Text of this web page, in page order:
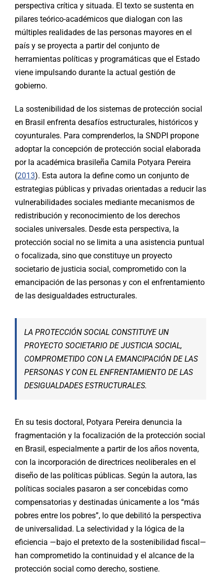
perspectiva crítica y situada. El texto se sustenta en
pilares teórico-académicos que dialogan con las
múltiples realidades de las personas mayores en el
país y se proyecta a partir del conjunto de
herramientas políticas y programáticas que el Estado
viene impulsando durante la actual gestión de
gobierno.
La sostenibilidad de los sistemas de protección social
en Brasil enfrenta desafíos estructurales, históricos y
coyunturales. Para comprenderlos, la SNDPI propone
adoptar la concepción de protección social elaborada
por la académica brasileña Camila Potyara Pereira
(2013). Esta autora la define como un conjunto de
estrategias públicas y privadas orientadas a reducir las
vulnerabilidades sociales mediante mecanismos de
redistribución y reconocimiento de los derechos
sociales universales. Desde esta perspectiva, la
protección social no se limita a una asistencia puntual
o focalizada, sino que constituye un proyecto
societario de justicia social, comprometido con la
emancipación de las personas y con el enfrentamiento
de las desigualdades estructurales.
LA PROTECCIÓN SOCIAL CONSTITUYE UN
PROYECTO SOCIETARIO DE JUSTICIA SOCIAL,
COMPROMETIDO CON LA EMANCIPACIÓN DE LAS
PERSONAS Y CON EL ENFRENTAMIENTO DE LAS
DESIGUALDADES ESTRUCTURALES.
En su tesis doctoral, Potyara Pereira denuncia la
fragmentación y la focalización de la protección social
en Brasil, especialmente a partir de los años noventa,
con la incorporación de directrices neoliberales en el
diseño de las políticas públicas. Según la autora, las
políticas sociales pasaron a ser concebidas como
compensatorias y destinadas únicamente a los “más
pobres entre los pobres”, lo que debilitó la perspectiva
de universalidad. La selectividad y la lógica de la
eficiencia —bajo el pretexto de la sostenibilidad fiscal—
han comprometido la continuidad y el alcance de la
protección social como derecho, sostiene.